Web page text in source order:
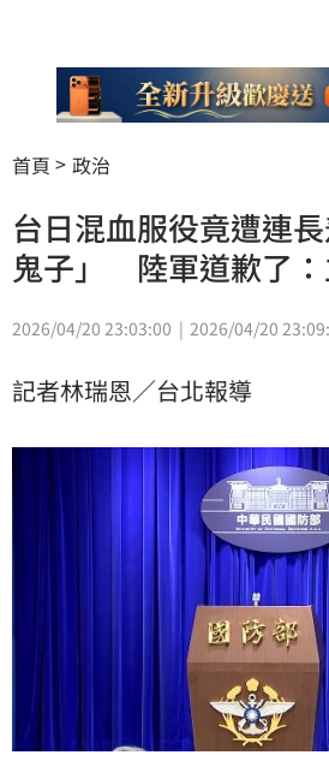
首頁 政治
台日混血服役竟遭連
鬼子」 陸軍道歉了：
2026/04/20 23:03:00 2026/04/20
記者林瑞恩／台北報導